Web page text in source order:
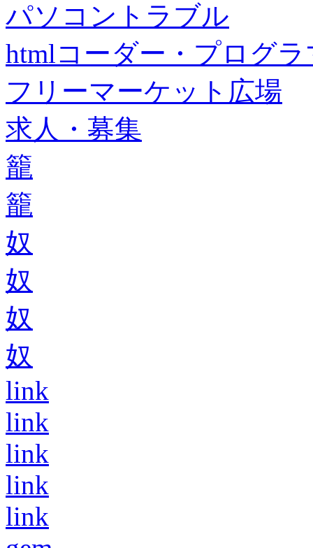
パソコントラブル
htmlコーダー・プログラ
フリーマーケット広場
求人・募集
籠
籠
奴
奴
奴
奴
link
link
link
link
link